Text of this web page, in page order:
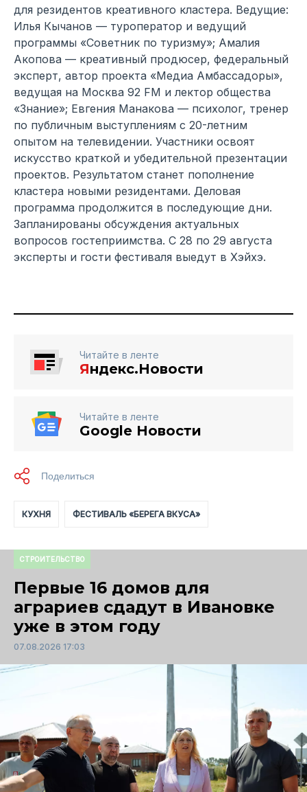
для резидентов креативного кластера. Ведущие:
Илья Кычанов — туроператор и ведущий
программы «Советник по туризму»; Амалия
Акопова — креативный продюсер, федеральный
эксперт, автор проекта «Медиа Амбассадоры»,
ведущая на Москва 92 FM и лектор общества
«Знание»; Евгения Манакова — психолог, тренер
по публичным выступлениям с 20-летним
опытом на телевидении. Участники освоят
искусство краткой и убедительной презентации
проектов. Результатом станет пополнение
кластера новыми резидентами. Деловая
программа продолжится в последующие дни.
Запланированы обсуждения актуальных
вопросов гостеприимства. С 28 по 29 августа
эксперты и гости фестиваля выедут в Хэйхэ.
Читайте в ленте
Яндекс.Новости
Читайте в ленте
Google Новости
КУХНЯ ФЕСТИВАЛЬ «БЕРЕГА ВКУСА»
СТРОИТЕЛЬСТВО
Первые 16 домов для
аграриев сдадут в Ивановке
уже в этом году
07.08.2026 17:03